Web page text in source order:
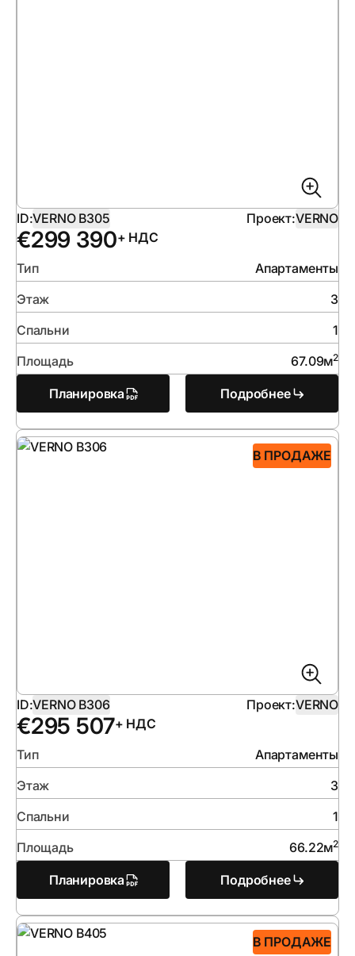
ID:VERNO B305 Проект:VERNO
€299 390+ НДС
Тип
Апартаменты
Этаж
3
Спальни
1
Площадь
67.09м2
Планировка Подробнее
В ПРОДАЖЕ
ID:VERNO B306 Проект:VERNO
€295 507+ НДС
Тип
Апартаменты
Этаж
3
Спальни
1
Площадь
66.22м2
Планировка Подробнее
В ПРОДАЖЕ